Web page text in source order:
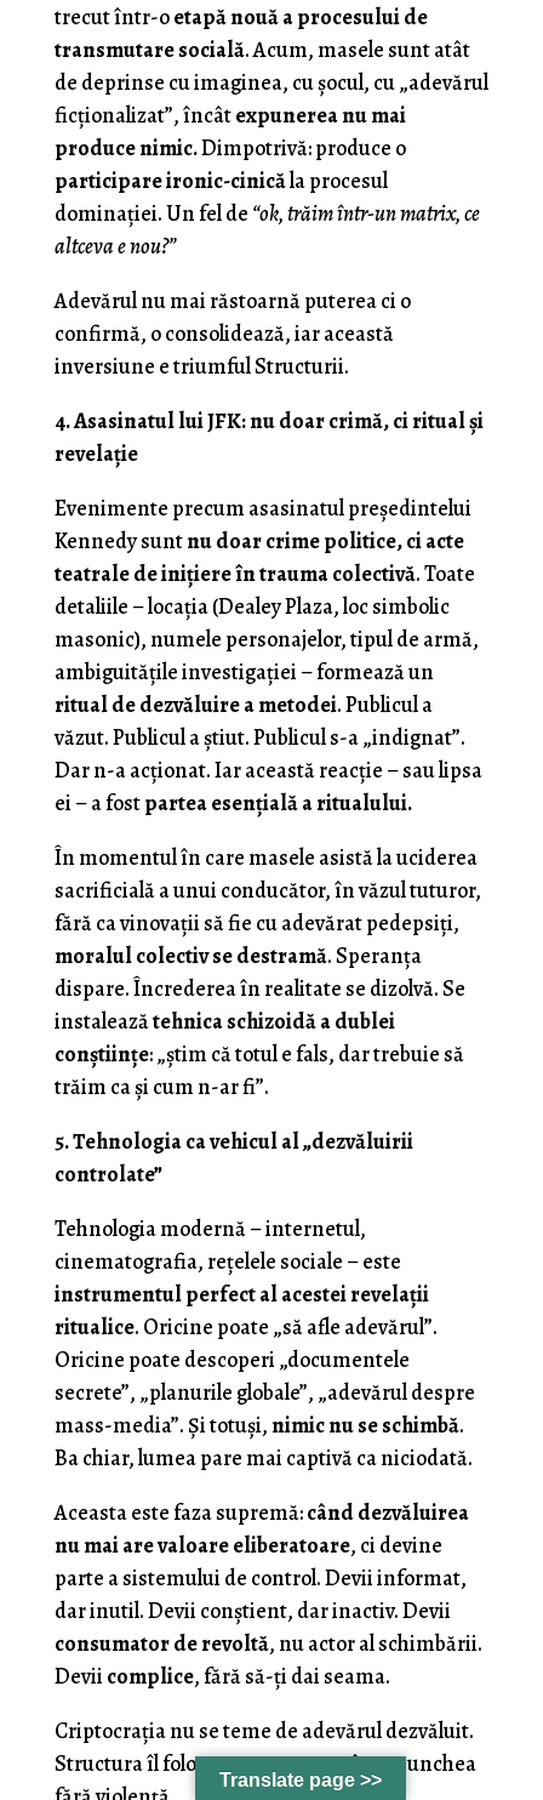
trecut într-oetapă nouă a procesului de
transmutare socială. Acum, masele sunt atât
de deprinse cu imaginea, cu șocul, cu „adevărul
ficționalizat”, încâtexpunerea nu mai
produce nimic.Dimpotrivă: produce o
participare ironic-cinicăla procesul
dominației. Un fel de “ok, trăim într-un matrix, ce
altceva e nou?”
Adevărul nu mai răstoarnă puterea ci o
confirmă, o consolidează, iar această
inversiune e triumful Structurii.
4. Asasinatul lui JFK: nu doar crimă, ci ritual și
revelație
Evenimente precum asasinatul președintelui
Kennedy suntnu doar crime politice, ci acte
teatrale de inițiere în trauma colectivă. Toate
detaliile – locația (Dealey Plaza, loc simbolic
masonic), numele personajelor, tipul de armă,
ambiguitățile investigației – formează un
ritual de dezvăluire a metodei. Publicul a
văzut. Publicul a știut. Publicul s-a „indignat”.
Dar n-a acționat. Iar această reacție – sau lipsa
ei – a fostpartea esențială a ritualului.
În momentul în care masele asistă la uciderea
sacrificială a unui conducător, în văzul tuturor,
fără ca vinovații să fie cu adevărat pedepsiți,
moralul colectiv se destramă. Speranța
dispare. Încrederea în realitate se dizolvă. Se
instaleazătehnica schizoidă a dublei
conștiințe: „știm că totul e fals, dar trebuie să
trăim ca și cum n-ar fi”.
5. Tehnologia ca vehicul al „dezvăluirii
controlate”
Tehnologia modernă – internetul,
cinematografia, rețelele sociale – este
instrumentul perfect al acestei revelații
ritualice. Oricine poate „să afle adevărul”.
Oricine poate descoperi „documentele
secrete”, „planurile globale”, „adevărul despre
mass-media”. Și totuși,nimic nu se schimbă.
Ba chiar, lumea pare mai captivă ca niciodată.
Aceasta este faza supremă:când dezvăluirea
nu mai are valoare eliberatoare, ci devine
parte a sistemului de control. Devii informat,
dar inutil. Devii conștient, dar inactiv. Devii
consumator de revoltă, nu actor al schimbării.
Devii complice, fără să-ți dai seama.
Criptocrația nu se teme de adevărul dezvăluit.
Structura îl folosește pentru a te îngenunchea
Translate page >>